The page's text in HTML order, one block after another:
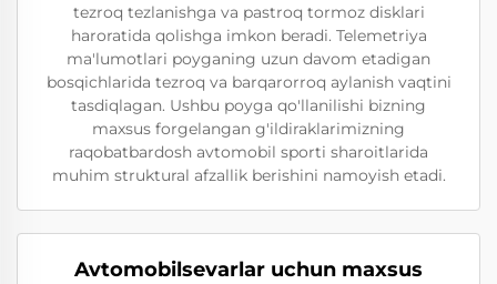
tezroq tezlanishga va pastroq tormoz disklari
haroratida qolishga imkon beradi. Telemetriya
ma'lumotlari poyganing uzun davom etadigan
bosqichlarida tezroq va barqarorroq aylanish vaqtini
tasdiqlagan. Ushbu poyga qo'llanilishi bizning
maxsus forgelangan g'ildiraklarimizning
raqobatbardosh avtomobil sporti sharoitlarida
muhim struktural afzallik berishini namoyish etadi.
Avtomobilsevarlar uchun maxsus